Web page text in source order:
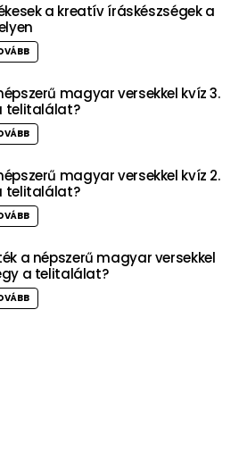
a kreatív íráskészségek a
magyar versekkel kvíz 3.
telitalálat?
magyar versekkel kvíz 2.
telitalálat?
a népszerű magyar versekkel
a telitalálat?